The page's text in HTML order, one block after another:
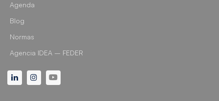
Agenda
Blog
Normas
Agencia IDEA – FEDER
LinkedinInstagramYoutube